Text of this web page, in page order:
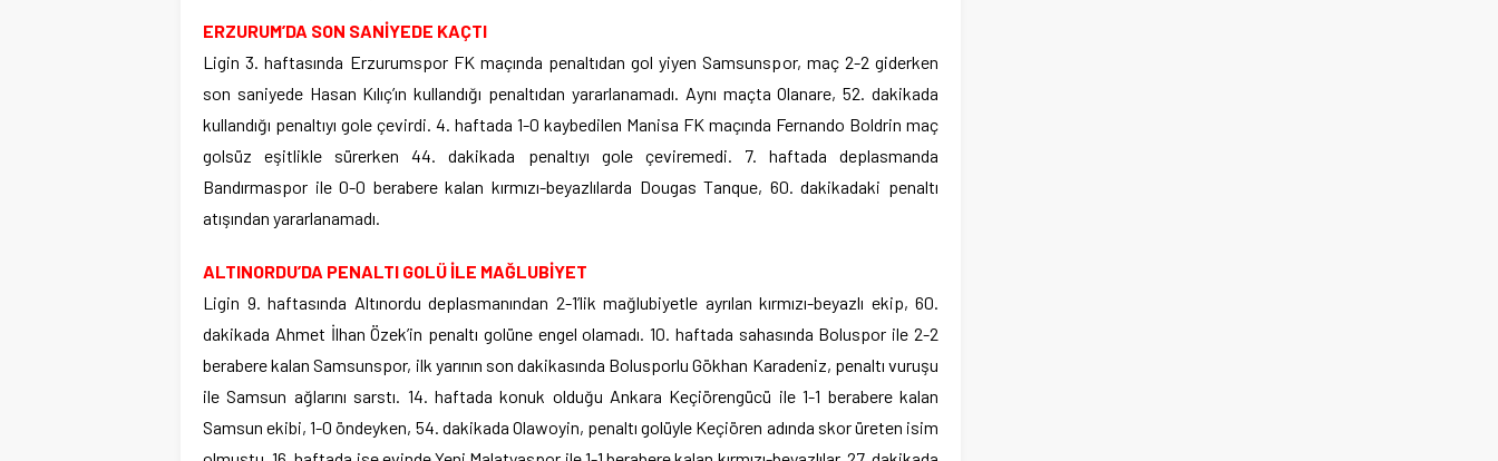
ERZURUM’DA SON SANİYEDE KAÇTI
Ligin 3. haftasında Erzurumspor FK maçında penaltıdan gol yiyen Samsunspor, maç 2-2 giderken
son saniyede Hasan Kılıç’ın kullandığı penaltıdan yararlanamadı. Aynı maçta Olanare, 52. dakikada
kullandığı penaltıyı gole çevirdi. 4. haftada 1-0 kaybedilen Manisa FK maçında Fernando Boldrin maç
golsüz eşitlikle sürerken 44. dakikada penaltıyı gole çeviremedi. 7. haftada deplasmanda
Bandırmaspor ile 0-0 berabere kalan kırmızı-beyazlılarda Dougas Tanque, 60. dakikadaki penaltı
atışından yararlanamadı.
ALTINORDU’DA PENALTI GOLÜ İLE MAĞLUBİYET
Ligin 9. haftasında Altınordu deplasmanından 2-1’lik mağlubiyetle ayrılan kırmızı-beyazlı ekip, 60.
dakikada Ahmet İlhan Özek’in penaltı golüne engel olamadı. 10. haftada sahasında Boluspor ile 2-2
berabere kalan Samsunspor, ilk yarının son dakikasında Bolusporlu Gökhan Karadeniz, penaltı vuruşu
ile Samsun ağlarını sarstı. 14. haftada konuk olduğu Ankara Keçiörengücü ile 1-1 berabere kalan
Samsun ekibi, 1-0 öndeyken, 54. dakikada Olawoyin, penaltı golüyle Keçiören adında skor üreten isim